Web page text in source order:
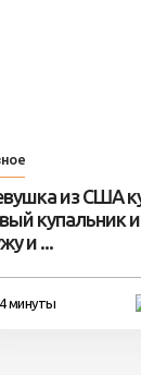
из США
купальник
и ...
4 минуты